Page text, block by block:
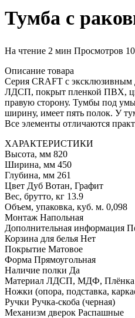
Тумба с
На чтение 2 мин Просмотров 10
Описание товара
Серия CRAFT с эксклюзивным
ЛДСП, покрыт пленкой ПВХ,
правую сторону. Тумбы под
ширину, имеет пять полок. У
Все элементы отличаются
ХАРАКТЕРИСТИКИ
Высота, мм 820
Ширина, мм 450
Глубина, мм 261
Цвет Дуб Вотан, Графит
Вес, брутто, кг 13.9
Объем, упаковка, куб. м. 0,098
Монтаж Напольная
Дополнительная информация
Корзина для белья Нет
Покрытие Матовое
Форма Прямоугольная
Наличие полки Да
Материал ЛДСП, МДФ,
Ножки (опора, подставка,
Ручки Ручка-скоба (черная)
Механизм дверок Распашные